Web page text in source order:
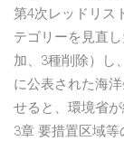
第4次レッドリス
テゴリーを見直
加、3種削除）し
に公表された海
せると、環境省
3章 要措置区域等